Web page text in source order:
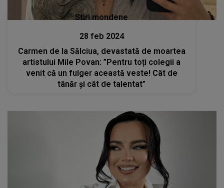
Stiri mondene
28 feb 2024
Carmen de la Sălciua, devastată de moartea
artistului Mile Povan: ”Pentru toți colegii a
venit că un fulger această veste! Cât de
tânăr și cât de talentat”